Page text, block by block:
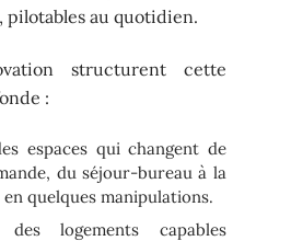
pilotables au quotidien.
structurent cette
:
espaces qui changent de
du séjour-bureau à la
quelques manipulations.
logements capables